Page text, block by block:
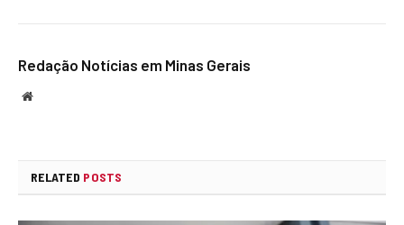
Redação Notícias em Minas Gerais
Website
RELATED POSTS